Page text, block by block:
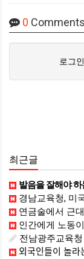
0 Comments
로그
최근글
발음을 잘해야 하
경남교육청, 미국 AI·디
연금술에서 근대 화학까지! 인류의 운명
인간에게 노동
전남광주교육청 학생들
외국인들이 놀라